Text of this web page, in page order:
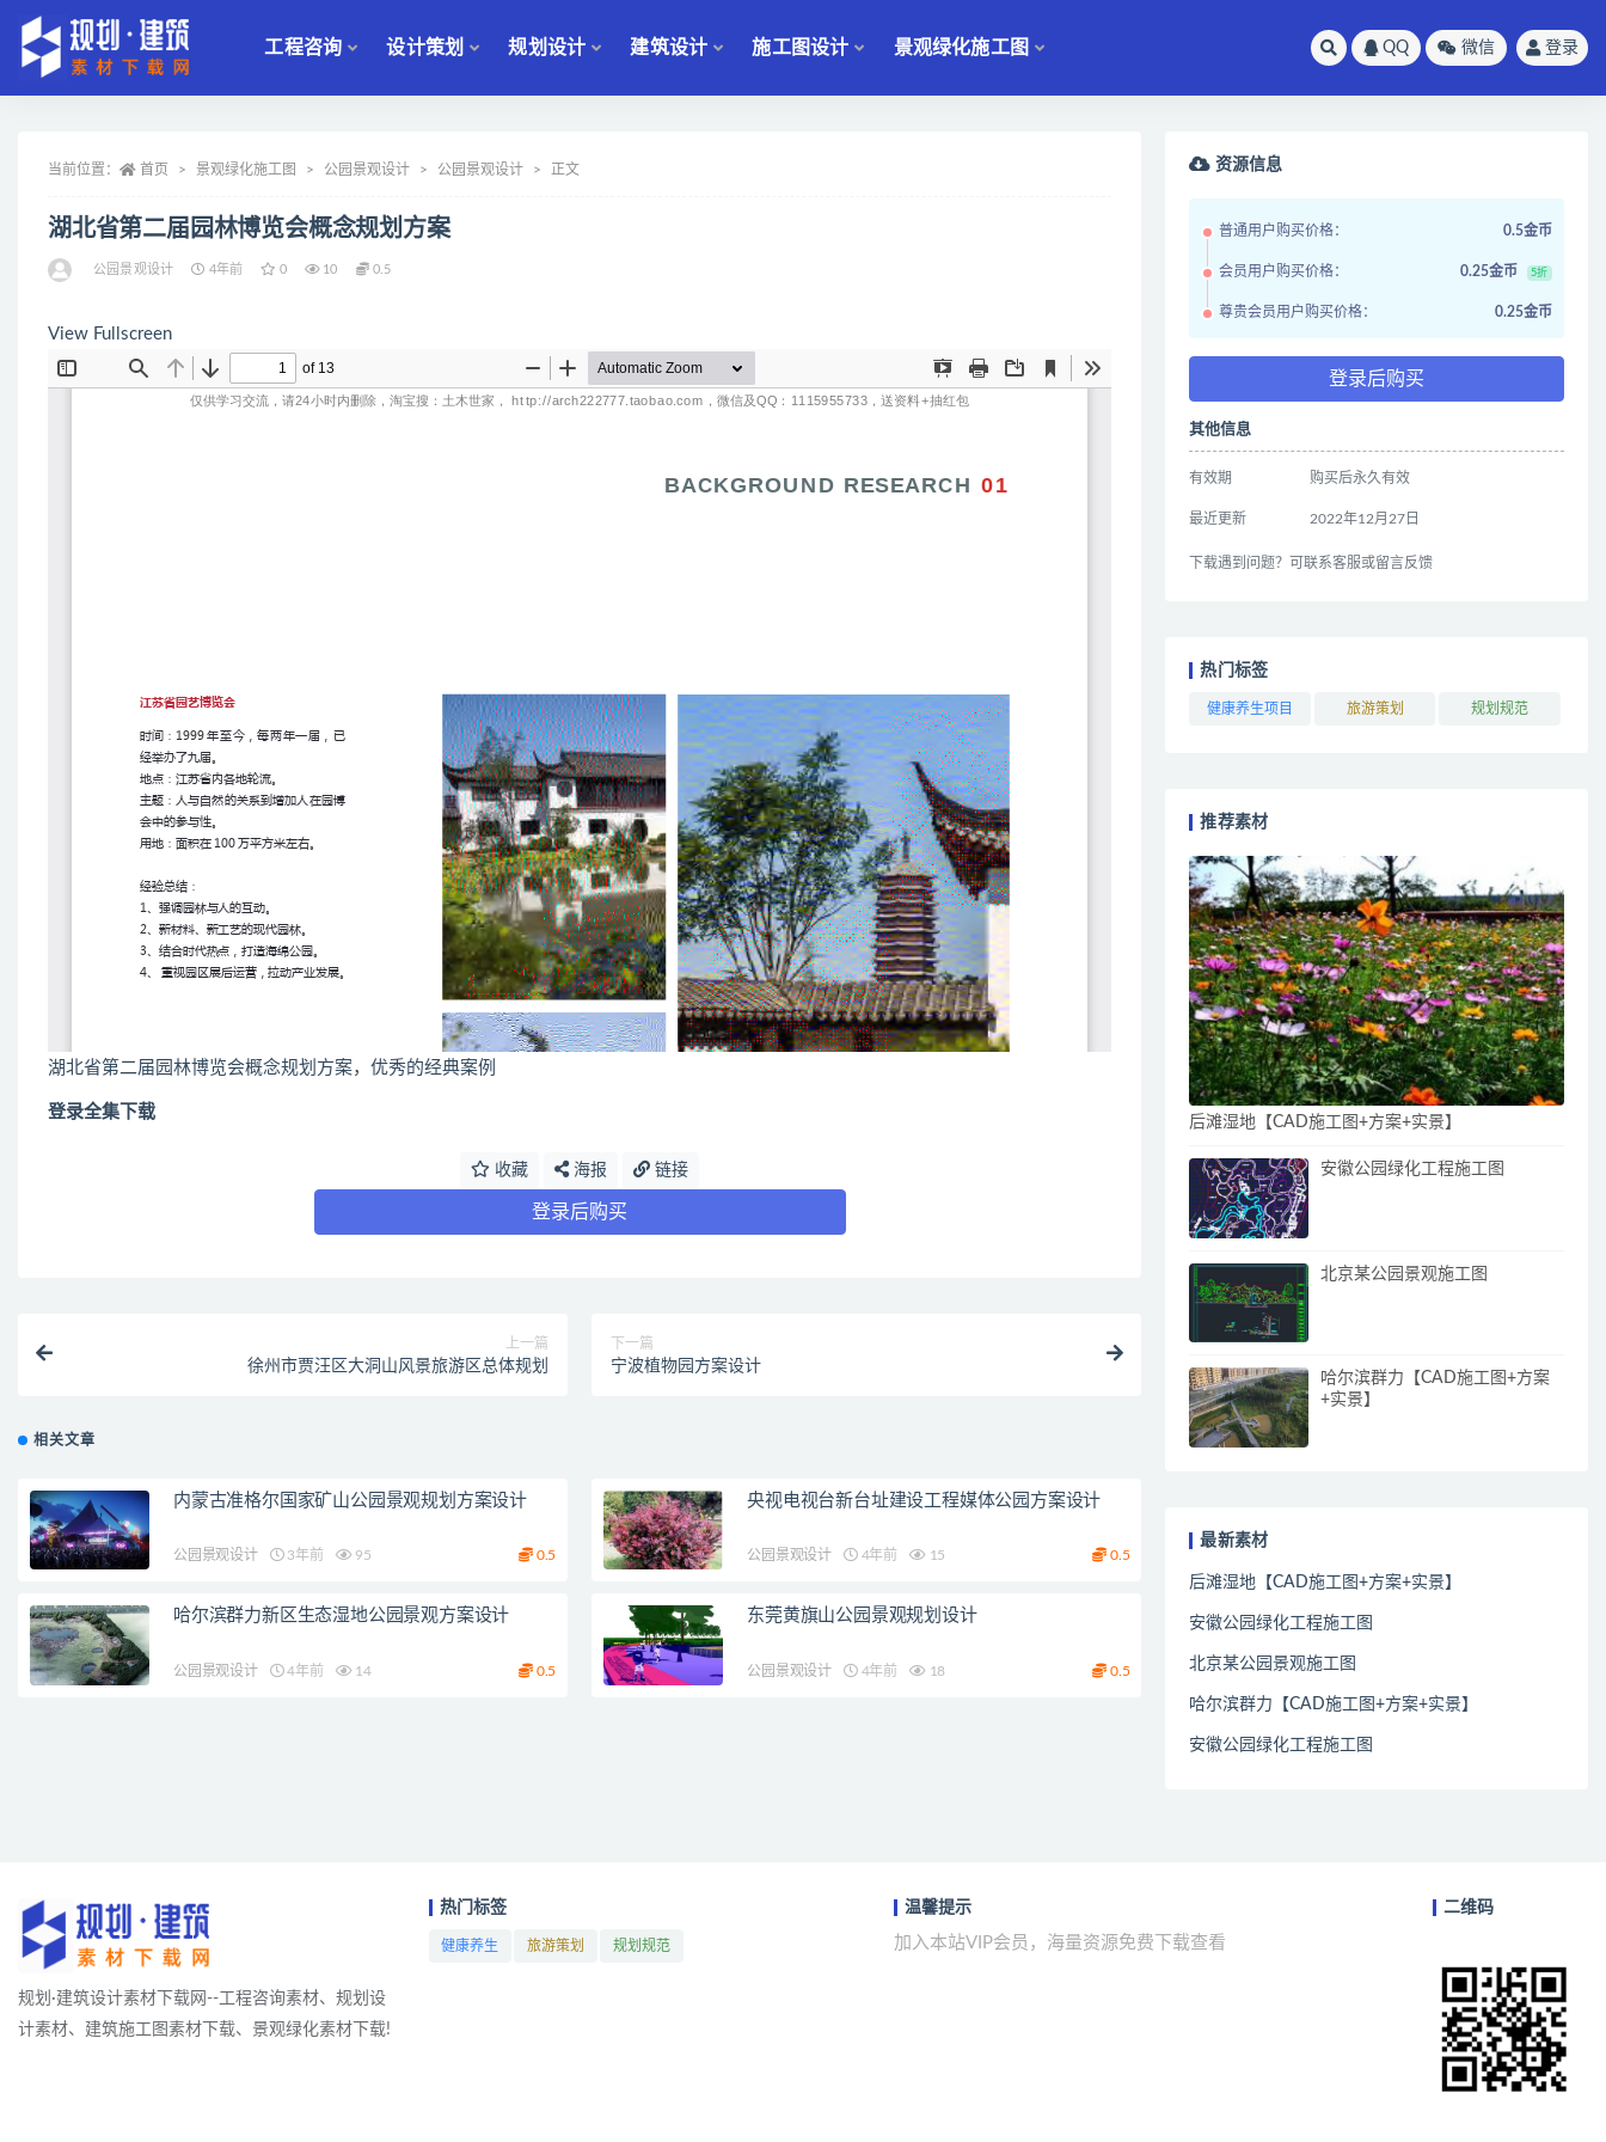
工程咨询 设计策划 规划设计 建筑设计 施工图设计 景观绿化施工图 QQ 微信 登录
当前位置： 首页 景观绿化施工图 公园景观设计 公园景观设计 正文
湖北省第二届园林博览会概念规划方案
公园景观设计 4年前 0 10 0.5
View Fullscreen
湖北省第二届园林博览会概念规划方案，优秀的经典案例
登录全集下载
收藏 海报 链接
登录后购买
上一篇
徐州市贾汪区大洞山风景旅游区总体规划
下一篇
宁波植物园方案设计
相关文章
内蒙古准格尔国家矿山公园景观规划方案设计
公园景观设计 3年前 95 0.5
央视电视台新台址建设工程媒体公园方案设计
公园景观设计 4年前 15 0.5
哈尔滨群力新区生态湿地公园景观方案设计
公园景观设计 4年前 14 0.5
东莞黄旗山公园景观规划设计
公园景观设计 4年前 18 0.5
资源信息
普通用户购买价格： 0.5金币
会员用户购买价格： 0.25金币 5折
尊贵会员用户购买价格： 0.25金币
登录后购买
其他信息
有效期 购买后永久有效
最近更新 2022年12月27日
下载遇到问题？可联系客服或留言反馈
热门标签
健康养生项目 旅游策划 规划规范
推荐素材
后滩湿地【CAD施工图+方案+实景】
安徽公园绿化工程施工图
北京某公园景观施工图
哈尔滨群力【CAD施工图+方案
+实景】
最新素材
后滩湿地【CAD施工图+方案+实景】
安徽公园绿化工程施工图
北京某公园景观施工图
哈尔滨群力【CAD施工图+方案+实景】
安徽公园绿化工程施工图
规划·建筑设计素材下载网--工程咨询素材、规划设
计素材、建筑施工图素材下载、景观绿化素材下载!
热门标签
健康养生 旅游策划 规划规范
温馨提示
加入本站VIP会员，海量资源免费下载查看
二维码